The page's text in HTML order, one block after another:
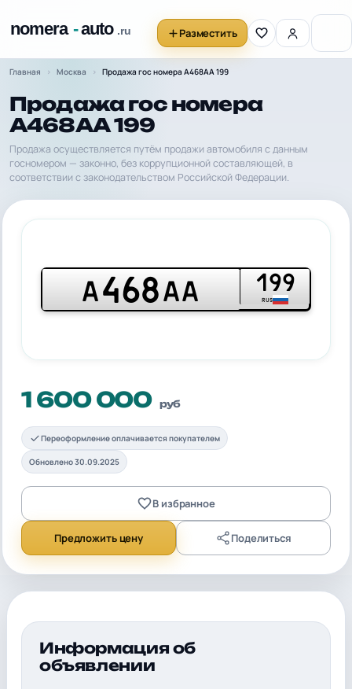
Разместить
Главная Москва Продажа гос номера А468АА 199
Продажа гос номера
А468АА 199
Продажа осуществляется путём продажи автомобиля с данным
госномером — законно, без коррупционной составляющей, в
соответствии с законодательством Российской Федерации.
А468АА 199
RUS
1 600 000 руб
Переоформление оплачивается покупателем
Обновлено 30.09.2025
В избранное
Предложить цену Поделиться
Информация об
объявлении